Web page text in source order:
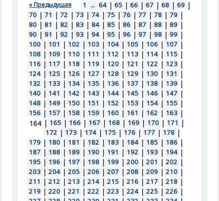
« Предыдущая 1 ... 64 | 65 | 66 | 67 | 68 | 69 |
70 | 71 | 72 | 73 | 74 | 75 | 76 | 77 | 78 | 79 |
80 | 81 | 82 | 83 | 84 | 85 | 86 | 87 | 88 | 89 |
90 | 91 | 92 | 93 | 94 | 95 | 96 | 97 | 98 | 99 |
100 | 101 | 102 | 103 | 104 | 105 | 106 | 107 |
108 | 109 | 110 | 111 | 112 | 113 | 114 | 115 |
116 | 117 | 118 | 119 | 120 | 121 | 122 | 123 |
124 | 125 | 126 | 127 | 128 | 129 | 130 | 131 |
132 | 133 | 134 | 135 | 136 | 137 | 138 | 139 |
140 | 141 | 142 | 143 | 144 | 145 | 146 | 147 |
148 | 149 | 150 | 151 | 152 | 153 | 154 | 155 |
156 | 157 | 158 | 159 | 160 | 161 | 162 | 163 |
164 | 165 | 166 | 167 | 168 | 169 | 170 | 171 |
172 | 173 | 174 | 175 | 176 | 177 | 178 |
179 | 180 | 181 | 182 | 183 | 184 | 185 | 186 |
187 | 188 | 189 | 190 | 191 | 192 | 193 | 194 |
195 | 196 | 197 | 198 | 199 | 200 | 201 | 202 |
203 | 204 | 205 | 206 | 207 | 208 | 209 | 210 |
211 | 212 | 213 | 214 | 215 | 216 | 217 | 218 |
219 | 220 | 221 | 222 | 223 | 224 | 225 | 226 |